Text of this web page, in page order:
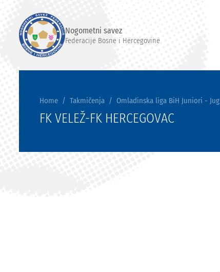
Nogometni savez
Federacije Bosne i Hercegovine
Home Takmičenja Omladinska liga BiH Juniori - Jug
FK VELEŽ-FK HERCEGOVAC